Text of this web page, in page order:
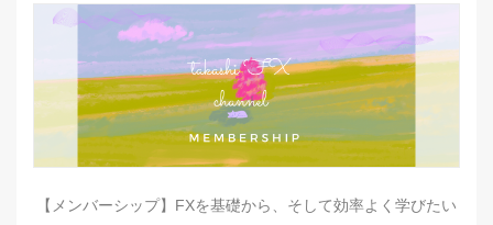
【メンバーシップ】FXを基礎から、そして効率よく学びたい